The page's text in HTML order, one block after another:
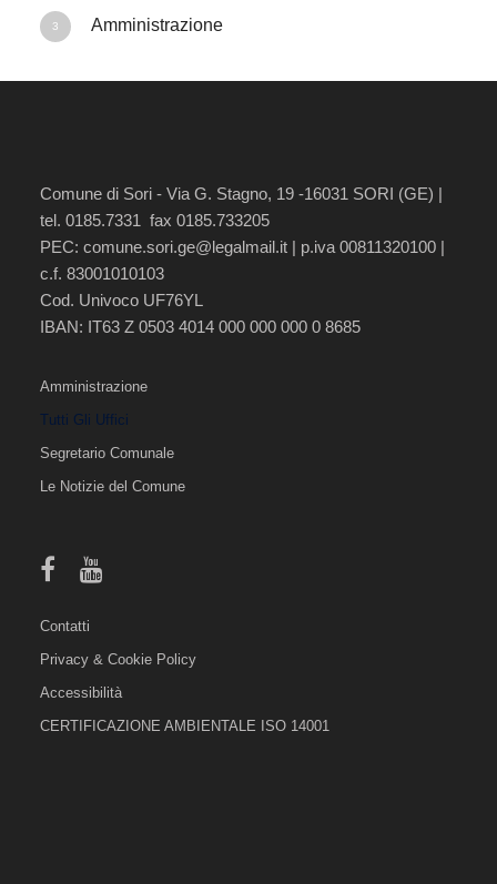
3 Amministrazione
Comune di Sori - Via G. Stagno, 19 -16031 SORI (GE) |
tel. 0185.7331 fax 0185.733205
PEC: comune.sori.ge@legalmail.it | p.iva 00811320100 |
c.f. 83001010103
Cod. Univoco UF76YL
IBAN: IT63 Z 0503 4014 000 000 000 0 8685
Amministrazione
Tutti Gli Uffici
Segretario Comunale
Le Notizie del Comune
Contatti
Privacy & Cookie Policy
Accessibilità
CERTIFICAZIONE AMBIENTALE ISO 14001